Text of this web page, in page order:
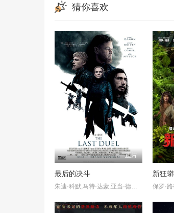
猜你喜欢
正片
最后的决斗
朱迪·科默,马特·达蒙,亚当·德赖弗,本·阿弗莱克,哈丽特·瓦尔特,埃里克斯·劳瑟,马尔顿·索克斯,威廉·休斯顿,奥利弗·科顿,内森奈尔·帕克,塔露拉·哈登,布瑞恩尼汉娜,伊恩·皮里,迈克尔·麦克埃尔哈顿,山姆·哈兹尔丁,克里夫·罗素,朱利安·弗思,柔伊·布鲁诺,亚当·那加提斯,卡伊姆赫·O,马莉,约翰·卡瓦纳,泽利科·伊万内克,克莱尔·邓恩,保罗·班迪,布朗提思·佐杜洛夫斯基,Peter Hudson,Dimitri Michelsen,科林·大卫·里斯,勃斯科·霍根,布莱恩F.穆尔维
新狂